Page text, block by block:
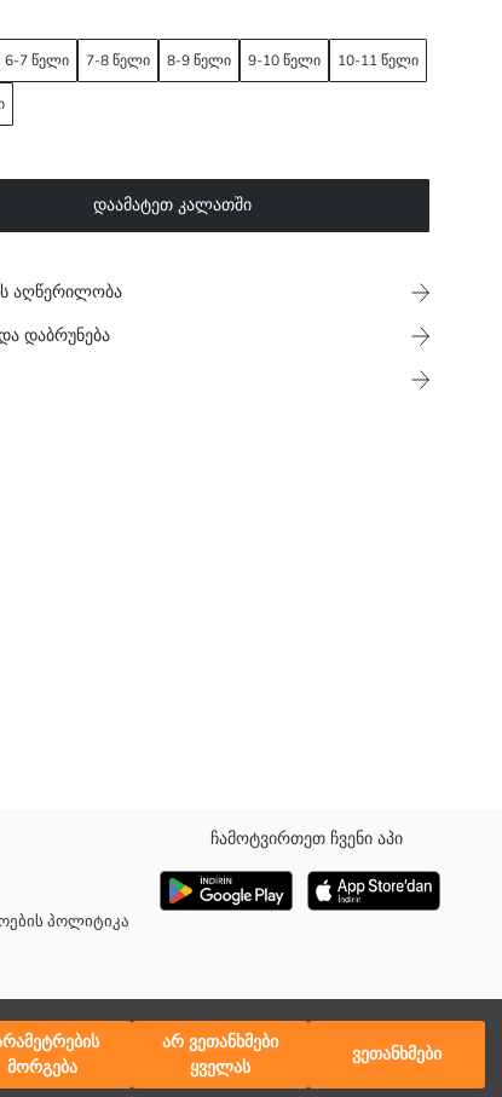
მორგება
არ ვეთანხმები
ყველას
ვეთანხმები
6-7 წელი 7-8 წელი 8-9 წელი 9-10 წელი 10-11 წელი
დაამატეთ კალათში
აღწერილობა
დაბრუნება
პოლიტიკა
ჩამოტვირთეთ ჩვენი აპი